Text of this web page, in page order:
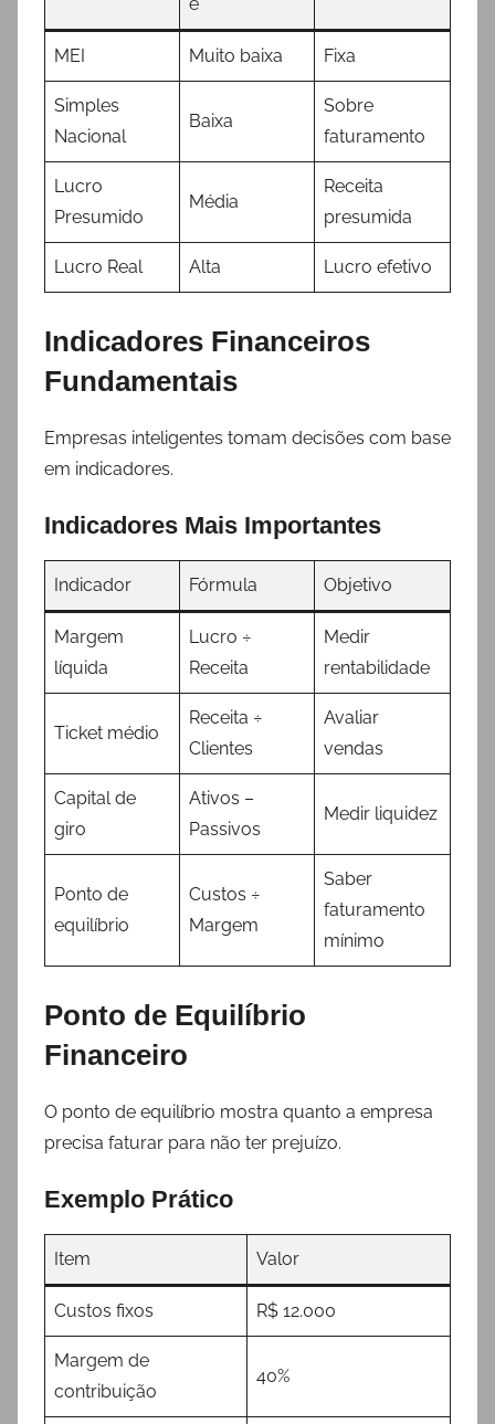
MEI Muito baixa Fixa
Simples
Nacional
Baixa
Sobre
faturamento
Lucro
Presumido
Média
Receita
presumida
Lucro Real Alta Lucro efetivo
Indicadores Financeiros
Fundamentais
Empresas inteligentes tomam decisões com base
em indicadores.
Indicadores Mais Importantes
Indicador Fórmula Objetivo
Margem
líquida
Lucro ÷
Receita
Medir
rentabilidade
Ticket médio
Receita ÷
Clientes
Avaliar
vendas
Capital de
giro
Ativos –
Passivos
Medir liquidez
Ponto de
equilíbrio
Custos ÷
Margem
Saber
faturamento
mínimo
Ponto de Equilíbrio
Financeiro
O ponto de equilíbrio mostra quanto a empresa
precisa faturar para não ter prejuízo.
Exemplo Prático
Item Valor
Custos fixos R$ 12.000
Margem de
contribuição
40%